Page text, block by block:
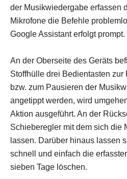
der Musikwiedergabe erfassen
Mikrofone die Befehle
Google Assistant erfolgt prompt.
An der Oberseite des Geräts
Stoffhülle drei Bedientasten
bzw. zum Pausieren der
angetippt werden, wird
Aktion ausgeführt. An der
Schieberegler mit dem sich die
lassen. Darüber hinaus lassen
schnell und einfach die
sieben Tage löschen.